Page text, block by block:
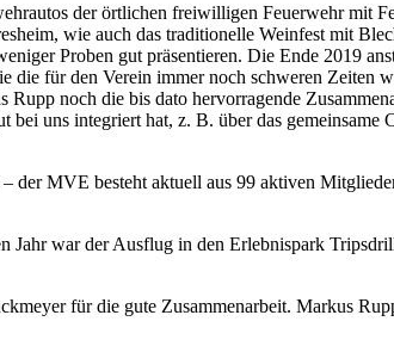
der örtlichen freiwilligen Feuerwehr mit
wie auch das traditionelle Weinfest mit
Proben gut präsentieren. Die Ende 2019
die für den Verein immer noch schweren Zeiten
noch die bis dato hervorragende
uns integriert hat, z. B. über das gemeinsame
der MVE besteht aktuell aus 99 aktiven
Jahr war der Ausflug in den Erlebnispark
für die gute Zusammenarbeit. Markus